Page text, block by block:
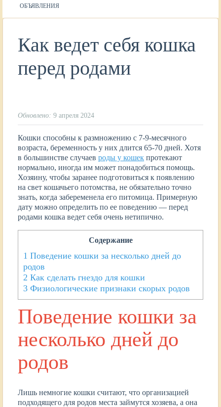
ОБЪЯВЛЕНИЯ
Как ведет себя кошка
перед родами
Обновлено: 9 апреля 2024
Кошки способны к размножению с 7-9-месячного
возраста, беременность у них длится 65-70 дней. Хотя
в большинстве случаев роды у кошек протекают
нормально, иногда им может понадобиться помощь.
Хозяину, чтобы заранее подготовиться к появлению
на свет кошачьего потомства, не обязательно точно
знать, когда забеременела его питомица. Примерную
дату можно определить по ее поведению ― перед
родами кошка ведет себя очень нетипично.
Содержание
1 Поведение кошки за несколько дней до
родов
2 Как сделать гнездо для кошки
3 Физиологические признаки скорых родов
Поведение кошки за
несколько дней до
родов
Лишь немногие кошки считают, что организацией
подходящего для родов места займутся хозяева, а она